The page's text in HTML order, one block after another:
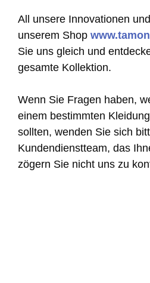
All unsere Innovationen
unserem Shop
Sie uns gleich und
gesamte Kollektion.
Wenn Sie Fragen haben,
einem bestimmten
sollten, wenden Sie sich
Kundendienstteam, das
zögern Sie nicht uns zu